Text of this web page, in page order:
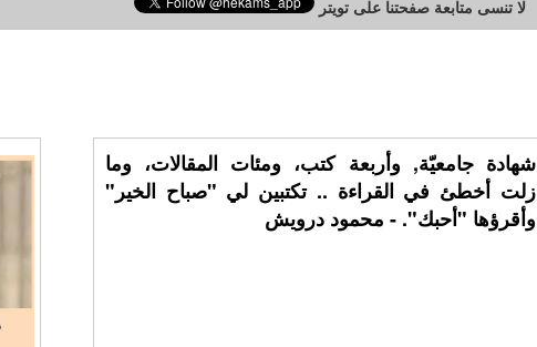
لا تنسى متابعة صفحتنا على تويتر
شهادة جامعيّة, وأربعة كتب، ومئات المقالات، وما
زلت أخطئ في القراءة .. تكتبين لي "صباح الخير"
وأقرؤها "أحبك". - محمود درويش